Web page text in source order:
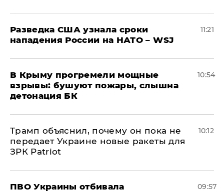
Разведка США узнала сроки
нападения России на НАТО – WSJ
11:21
В Крыму прогремели мощные
взрывы: бушуют пожары, слышна
детонация БК
10:54
Трамп объяснил, почему он пока не
передает Украине новые ракеты для
ЗРК Patriot
10:12
ПВО Украины отбивала
09:57